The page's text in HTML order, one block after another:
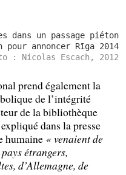
dans un passage piéton
pour annoncer Rīga 2014
: Nicolas Escach, 2012
prend également la
de l’intégrité
de la bibliothèque
dans la presse
humaine « venaient de
étrangers,
d’Allemagne, de